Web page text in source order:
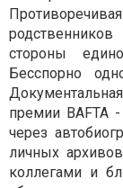
стороны
Бесспорно
премии BAFTA
через
личных
коллегами и